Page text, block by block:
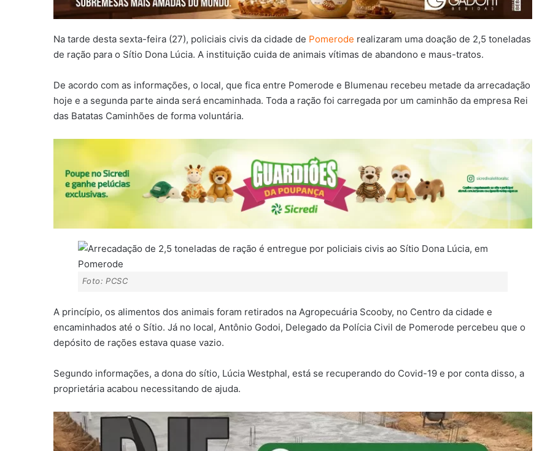
Na tarde desta sexta-feira (27), policiais civis da cidade de Pomerode realizaram uma doação de 2,5 toneladas
de ração para o Sítio Dona Lúcia. A instituição cuida de animais vítimas de abandono e maus-tratos.
De acordo com as informações, o local, que fica entre Pomerode e Blumenau recebeu metade da arrecadação
hoje e a segunda parte ainda será encaminhada. Toda a ração foi carregada por um caminhão da empresa Rei
das Batatas Caminhões de forma voluntária.
Foto: PCSC
A princípio, os alimentos dos animais foram retirados na Agropecuária Scooby, no Centro da cidade e
encaminhados até o Sítio. Já no local, Antônio Godoi, Delegado da Polícia Civil de Pomerode percebeu que o
depósito de rações estava quase vazio.
Segundo informações, a dona do sítio, Lúcia Westphal, está se recuperando do Covid-19 e por conta disso, a
proprietária acabou necessitando de ajuda.